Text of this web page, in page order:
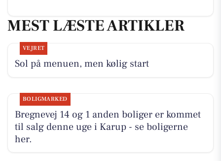
MEST LÆSTE ARTIKLER
VEJRET
Sol på menuen, men kølig start
BOLIGMARKED
Bregnevej 14 og 1 anden boliger er kommet
til salg denne uge i Karup - se boligerne
her.